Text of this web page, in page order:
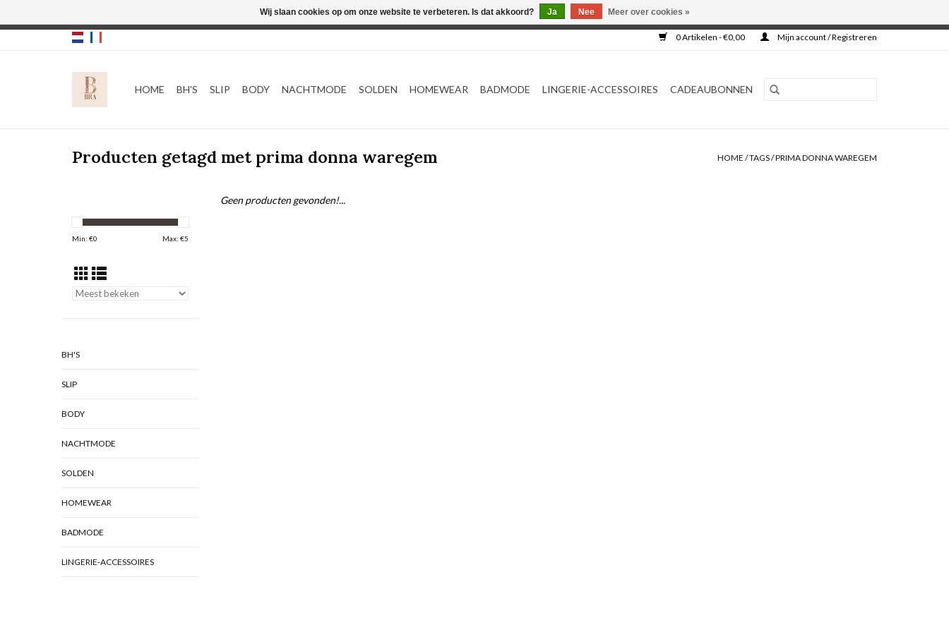
0 Artikelen - €0,00 Mijn account / Registreren
HOME BH'S SLIP BODY NACHTMODE SOLDEN HOMEWEAR BADMODE LINGERIE-ACCESSOIRES CADEAUBONNEN
Producten getagd met prima donna waregem HOME /TAGS/PRIMA DONNA WAREGEM
Min: €0 Max: €5
BH'S
SLIP
BODY
NACHTMODE
SOLDEN
HOMEWEAR
BADMODE
LINGERIE-ACCESSOIRES
Geen producten gevonden!...
Wij slaan cookies op om onze website te verbeteren. Is dat akkoord? Ja Nee Meer over cookies »
Webshop werkt met EU maten. .